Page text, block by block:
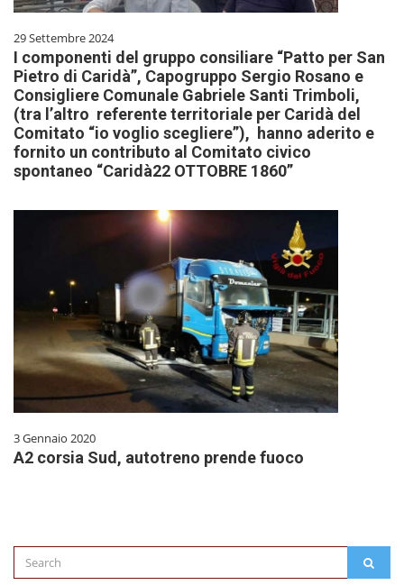
29 Settembre 2024
I componenti del gruppo consiliare “Patto per San
Pietro di Caridà”, Capogruppo Sergio Rosano e
Consigliere Comunale Gabriele Santi Trimboli,
(tra l’altro referente territoriale per Caridà del
Comitato “io voglio scegliere”), hanno aderito e
fornito un contributo al Comitato civico
spontaneo “Caridà22 OTTOBRE 1860”
3 Gennaio 2020
A2 corsia Sud, autotreno prende fuoco
Search
for: